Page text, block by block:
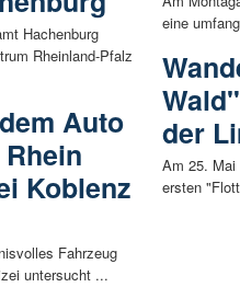
Hachenburg
Rheinland-Pfalz
Auto
Koblenz
Fahrzeug
untersucht ...
eine
der
Am 25. Mai
ersten